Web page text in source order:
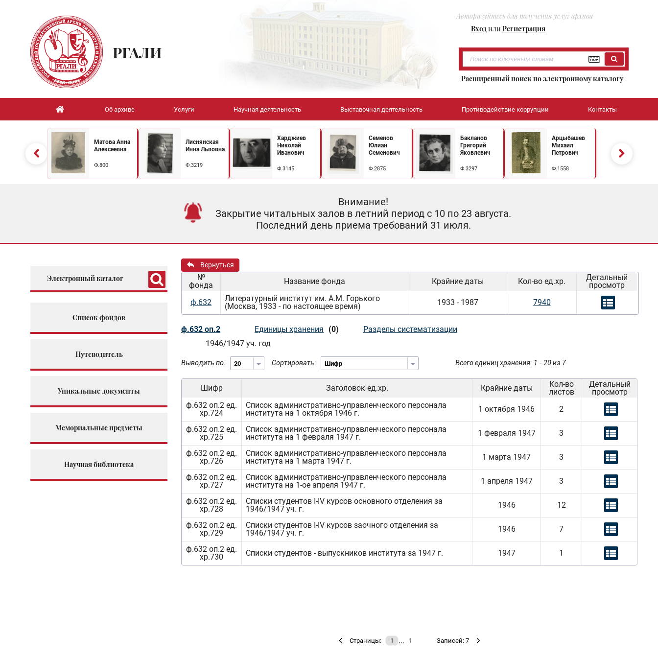
Авторизуйтесь для получения услуг архива
ВходилиРегистрация
РГАЛИ
Расширенный поиск по электронному каталогу
Об архиве Услуги Научная деятельность Выставочная деятельность Противодействие коррупции Контакты
Матова Анна
Алексеевна
Ф.800
Лиснянская
Инна Львовна
Ф.3219
Харджиев
Николай
Иванович
Ф.3145
Семенов
Юлиан
Семенович
Ф.2875
Бакланов
Григорий
Яковлевич
Ф.3297
Арцыбашев
Михаил
Петрович
Ф.1558
Внимание!
Закрытие читальных залов в летний период с 10 по 23 августа.
Последний день приема требований 31 июля.
Электронный каталог
Список фондов
Путеводитель
Уникальные документы
Мемориальные предметы
Научная библиотека
Вернуться
№
фонда
Название фонда Крайние даты Кол-во ед.хр.
Детальный
просмотр
ф.632
Литературный институт им. А.М. Горького
(Москва, 1933 - по настоящее время)
1933 - 1987 7940
ф.632 оп.2 Единицы хранения (0)
Разделы систематизации
1946/1947 уч. год
Выводить по: Сортировать: Всего единиц хранения: 1 - 20 из 7
Шифр Заголовок ед.хр. Крайние даты
Кол-во
листов
Детальный
просмотр
ф.632 оп.2 ед.
хр.724
Список административно-управленческого персонала
института на 1 октября 1946 г.
1 октября 1946 2
ф.632 оп.2 ед.
хр.725
Список административно-управленческого персонала
института на 1 февраля 1947 г.
1 февраля 1947 3
ф.632 оп.2 ед.
хр.726
Список административно-управленческого персонала
института на 1 марта 1947 г.
1 марта 1947 3
ф.632 оп.2 ед.
хр.727
Список административно-управленческого персонала
института на 1-ое апреля 1947 г.
1 апреля 1947 3
ф.632 оп.2 ед.
хр.728
Списки студентов I-IV курсов основного отделения за
1946/1947 уч. г.
1946 12
ф.632 оп.2 ед.
хр.729
Списки студентов I-IV курсов заочного отделения за
1946/1947 уч. г.
1946 7
ф.632 оп.2 ед.
хр.730
Списки студентов - выпускников института за 1947 г. 1947 1
Страницы: 1 … 1 Записей: 7